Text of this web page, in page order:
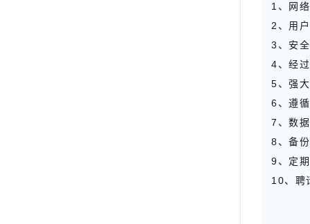
1、网
2、用
3、安
4、经
5、强
6、遵
7、数
8、备
9、定
10、聘